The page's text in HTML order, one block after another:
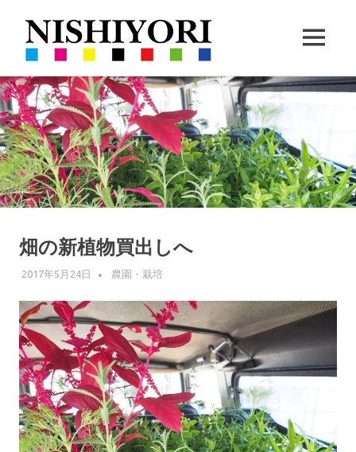
コ
ン
テ
ン
ツ
へ
ス
依
撮
影・
栽
沖
縄
撮
影
と
ハ
ー
ブ
の
栽
MENU
畑の新植物買出しへ
2017年5月24日 WPMASTER
農園・栽培